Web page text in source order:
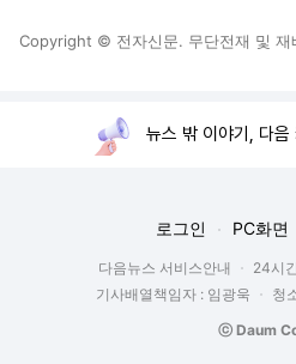
Copyright © 전자신문. 무단전재 및 재
뉴스 밖 이야기, 다음
로그인 PC화면
다음뉴스 서비스안내 24시
기사배열책임자 : 임광욱
청
ⓒ Daum